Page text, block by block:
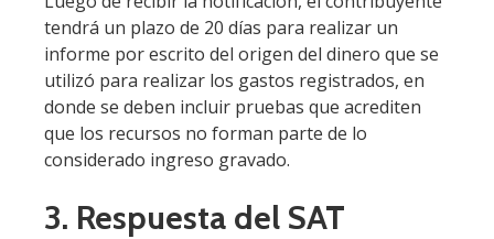
tendrá un plazo de 20 días para realizar un
informe por escrito del origen del dinero que se
utilizó para realizar los gastos registrados, en
donde se deben incluir pruebas que acrediten
que los recursos no forman parte de lo
considerado ingreso gravado.
3. Respuesta del SAT